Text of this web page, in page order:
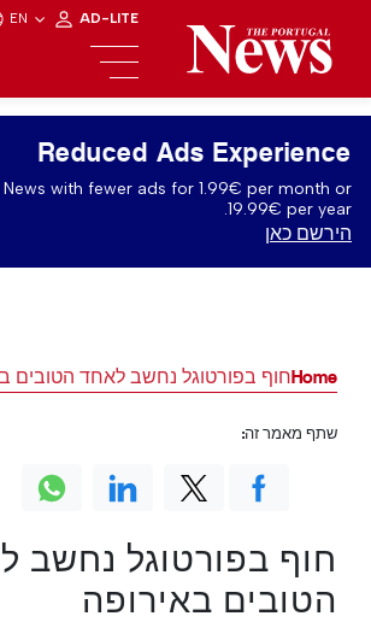
EN AD-LITE
Reduced Ads Experience
with fewer ads for 1.99€ per month or
19.99€ per year.
הירשם כאן
Homeחוף בפורטוגל נחשב לאחד הטובים
חוף בפורטוגל נחשב
הטובים באירופה
שתף מאמר זה: